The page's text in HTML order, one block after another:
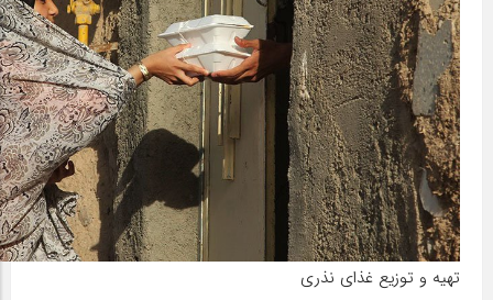
تهیه و توزیع غذای نذری